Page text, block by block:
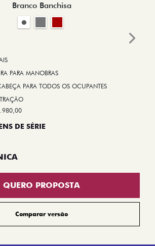
Branco Banchisa
PARA MANOBRAS
PARA TODOS OS OCUPANTES
DE SÉRIE
QUERO PROPOSTA
Comparar versão
Next